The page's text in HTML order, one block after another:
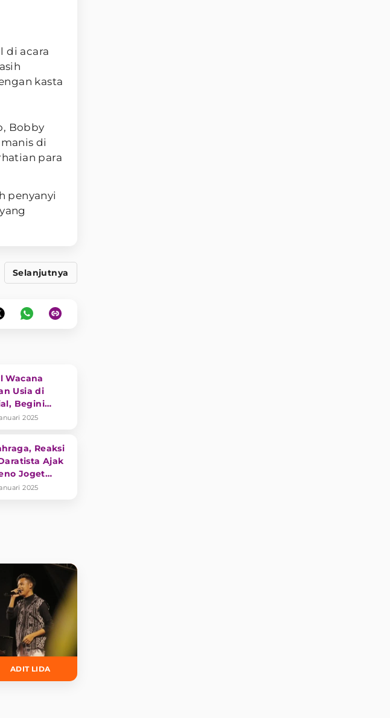
di acara
kasta
Bobby
di
para
penyanyi
Selanjutnya
Wacana
Usia di
Begini
Daratista
2025
Reaksi
Ajak
Joget
Jadi
2025
ADIT LIDA